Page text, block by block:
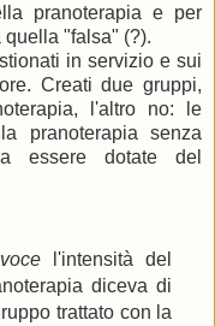
pranoterapia e per
"falsa" (?).
in servizio e sui
Creati due gruppi,
l'altro no: le
pranoterapia senza
essere dotate del
l'intensità del
diceva di
trattato con la